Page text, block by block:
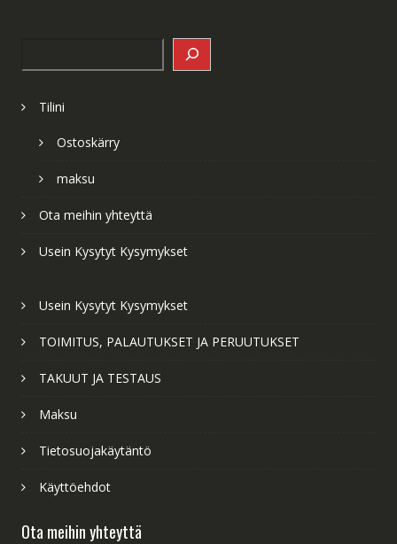
Tilini
Ostoskärry
maksu
Ota meihin yhteyttä
Usein Kysytyt Kysymykset
Usein Kysytyt Kysymykset
TOIMITUS, PALAUTUKSET JA PERUUTUKSET
TAKUUT JA TESTAUS
Maksu
Tietosuojakäytäntö
Käyttöehdot
Ota meihin yhteyttä